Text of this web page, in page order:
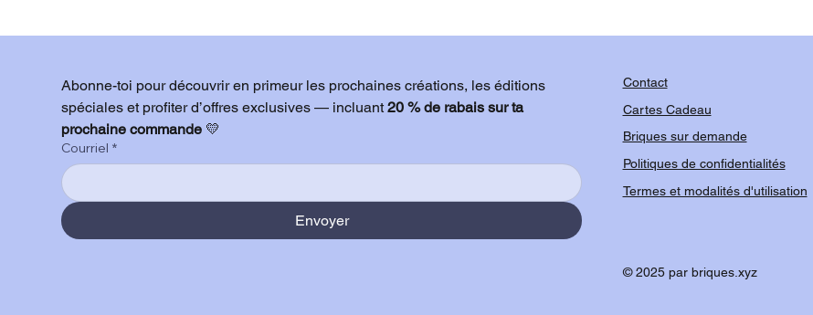
Abonne-toi pour découvrir en primeur les prochaines créations, les éditions
spéciales et profiter d’offres exclusives — incluant 20 % de rabais sur ta
prochaine commande 💛
Courriel *
Envoyer
© 2025 par briques.xyz
Contact
Cartes Cadeau
Briques sur demande
Politiques de confidentialités
Termes et modalités d'utilisation